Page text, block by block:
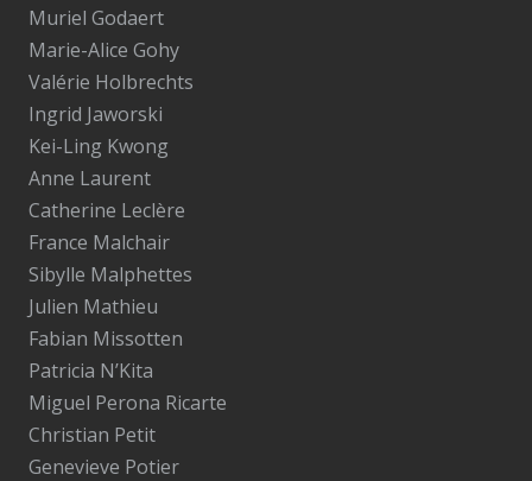
Muriel Godaert
Marie-Alice Gohy
Valérie Holbrechts
Ingrid Jaworski
Kei-Ling Kwong
Anne Laurent
Catherine Leclère
France Malchair
Sibylle Malphettes
Julien Mathieu
Fabian Missotten
Patricia N’Kita
Miguel Perona Ricarte
Christian Petit
Genevieve Potier